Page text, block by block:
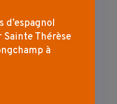
d’espagnol
Thérèse
à